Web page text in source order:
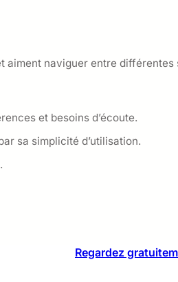
aiment naviguer entre
et besoins d’écoute.
sa simplicité d’utilisation.
Regardez